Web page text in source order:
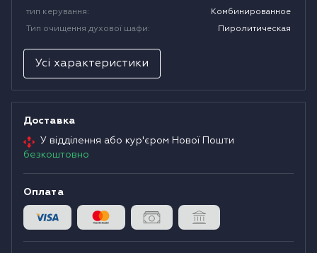
тип керування:
Комбинированное
Тип очищення духової шафи: Пиролитическая
Усі характеристики
Доставка
У відділення або кур'єром Нової Пошти
безкоштовно
Оплата